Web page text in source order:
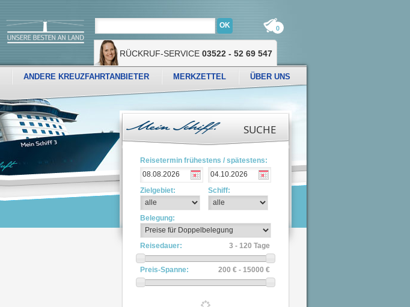
0
RÜCKRUF-SERVICE 03522 - 52 69 547
ANDERE KREUZFAHRTANBIETER MERKZETTEL ÜBER UNS
SUCHE
Reisetermin frühestens / spätestens:
Zielgebiet: Schiff:
Belegung:
Reisedauer: 3 - 120 Tage
Preis-Spanne: 200 € - 15000 €